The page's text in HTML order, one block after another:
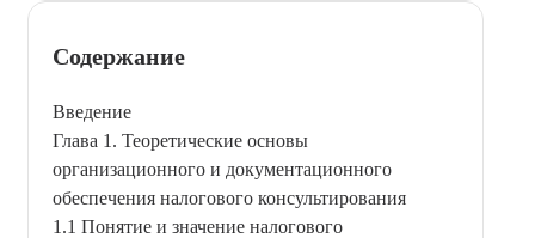
Содержание
Введение
Глава 1. Теоретические основы
организационного и документационного
обеспечения налогового консультирования
1.1 Понятие и значение налогового